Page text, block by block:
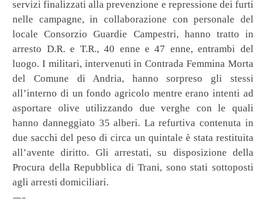
servizi finalizzati alla prevenzione e repressione dei furti
nelle campagne, in collaborazione con personale del
locale Consorzio Guardie Campestri, hanno tratto in
arresto D.R. e T.R., 40 enne e 47 enne, entrambi del
luogo. I militari, intervenuti in Contrada Femmina Morta
del Comune di Andria, hanno sorpreso gli stessi
all’interno di un fondo agricolo mentre erano intenti ad
asportare olive utilizzando due verghe con le quali
hanno danneggiato 35 alberi. La refurtiva contenuta in
due sacchi del peso di circa un quintale è stata restituita
all’avente diritto. Gli arrestati, su disposizione della
Procura della Repubblica di Trani, sono stati sottoposti
agli arresti domiciliari.